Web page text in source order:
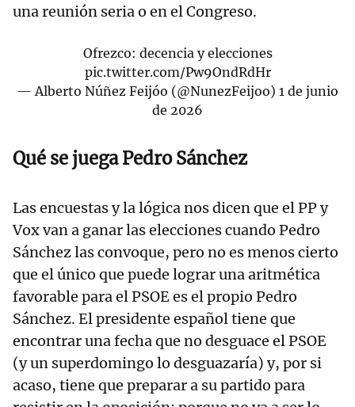
una reunión seria o en el Congreso.
Ofrezco: decencia y elecciones
pic.twitter.com/Pw9OndRdHr
— Alberto Núñez Feijóo (@NunezFeijoo) 1 de junio
de 2026
Qué se juega Pedro Sánchez
Las encuestas y la lógica nos dicen que el PP y
Vox van a ganar las elecciones cuando Pedro
Sánchez las convoque, pero no es menos cierto
que el único que puede lograr una aritmética
favorable para el PSOE es el propio Pedro
Sánchez. El presidente español tiene que
encontrar una fecha que no desguace el PSOE
(y un superdomingo lo desguazaría) y, por si
acaso, tiene que preparar a su partido para